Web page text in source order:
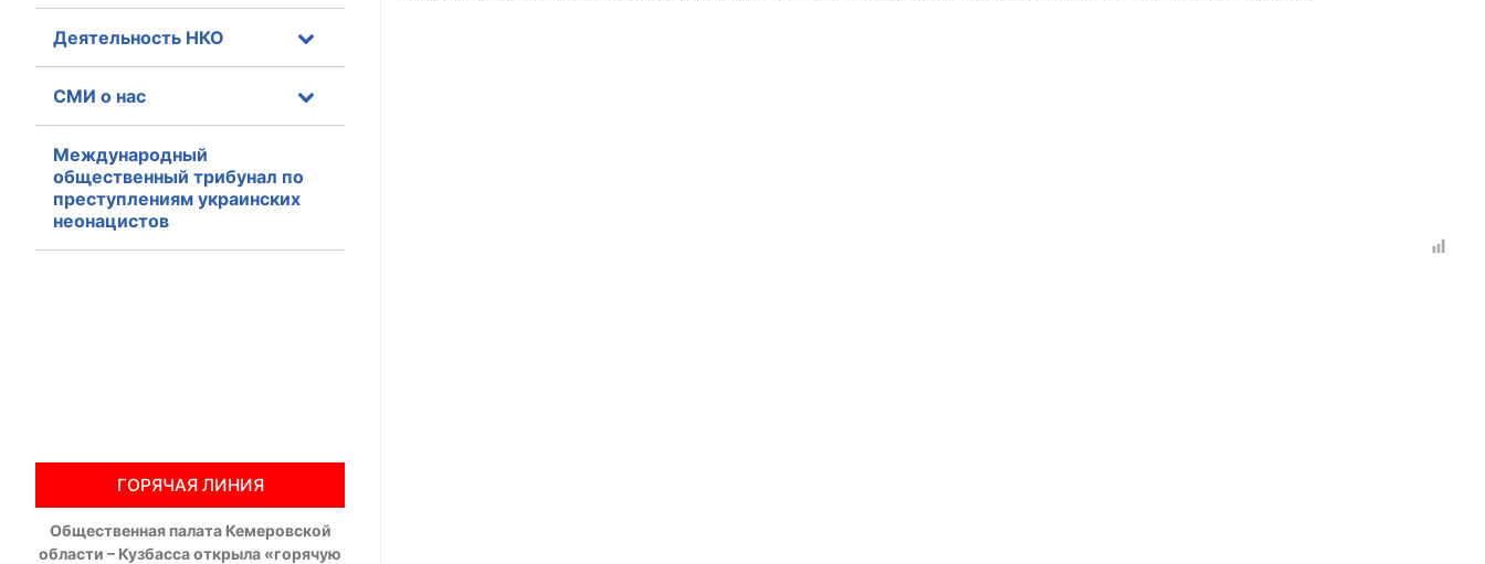
Деятельность НКО
СМИ о нас
Международный
общественный трибунал по
преступлениям украинских
неонацистов
ГОРЯЧАЯ ЛИНИЯ
Общественная палата Кемеровской
области – Кузбасса открыла «горячую